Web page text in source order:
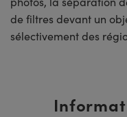
de filtres devant un
sélectivement des